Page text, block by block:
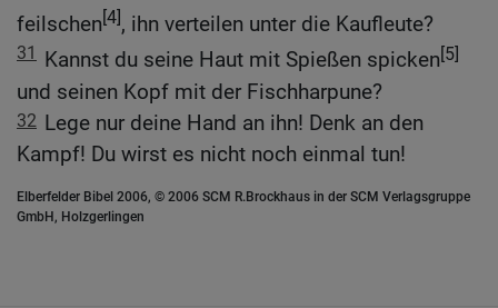
feilschen[4], ihn verteilen unter die Kaufleute?
31 Kannst du seine Haut mit Spießen spicken[5]
und seinen Kopf mit der Fischharpune?
32 Lege nur deine Hand an ihn! Denk an den
Kampf! Du wirst es nicht noch einmal tun!
Elberfelder Bibel 2006, © 2006 SCM R.Brockhaus in der SCM Verlagsgruppe
GmbH, Holzgerlingen